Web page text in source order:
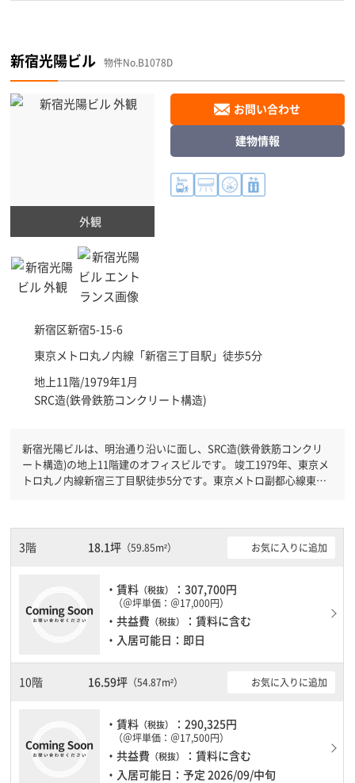
新宿光陽ビル 物件No.B1078D
外観
新宿区新宿5-15-6
東京メトロ丸ノ内線「新宿三丁目駅 」徒歩5分
地上11階/1979年1月
SRC造(鉄骨鉄筋コンクリート構造)
お問い合わせ
建物情報
新宿光陽ビルは、明治通り沿いに面し、SRC造(鉄骨鉄筋コンクリ
ート構造)の地上11階建のオフィスビルです。 竣工1979年、東京メ
トロ丸ノ内線新宿三丁目駅徒歩5分です。東京メトロ副都心線東新
用可能になりますので時間帯を気にせず利用できます。
3階 18.1坪（59.85m²） お気に入りに追加
・賃料 （税抜） ：307,700円
（＠坪単価：＠17,000円）
・共益費 （税抜）
：賃料に含む
・入居可能日：即日
10階 16.59坪（54.87m²） お気に入りに追加
・賃料 （税抜） ：290,325円
（＠坪単価：＠17,500円）
・共益費 （税抜）
：賃料に含む
・入居可能日：予定 2026/09/中旬